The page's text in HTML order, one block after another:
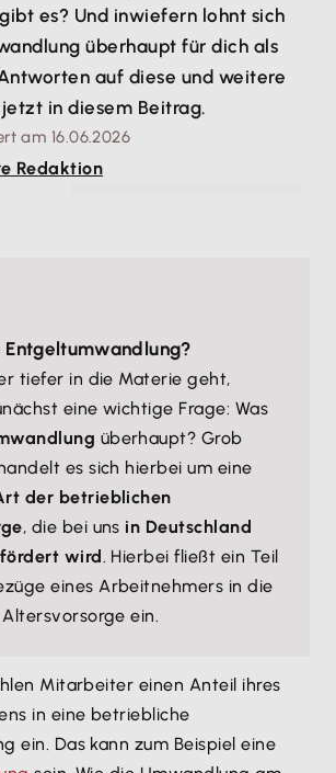
es? Und inwiefern lohnt sich
überhaupt für dich als
auf diese und weitere
in diesem Beitrag.
am 16.06.2026
Redaktion© connel_design - stock.adobe.com
Entgeltumwandlung?
tiefer in die Materie geht,
eine wichtige Frage: Was
überhaupt? Grob
es sich hierbei um eine
der betrieblichen
, die bei uns in Deutschland
wird. Hierbei fließt ein Teil
eines Arbeitnehmers in die
ein.
Mitarbeiter einen Anteil ihres
in eine betriebliche
ein. Das kann zum Beispiel eine